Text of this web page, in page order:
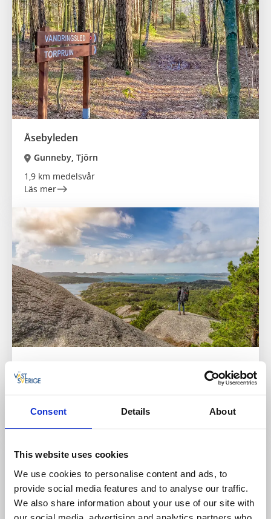
Consent Details About
This website uses cookies
We use cookies to personalise content and ads, to
provide social media features and to analyse our traffic.
We also share information about your use of our site with
Åsebyleden
Gunneby, Tjörn
1,9 km medelsvår
Läs mer
Hjälteby, Tjörn
Läs mer